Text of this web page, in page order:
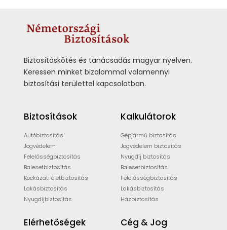
Biztosításkötés és tanácsadás magyar nyelven.
Keressen minket bizalommal valamennyi
biztosítási területtel kapcsolatban.
Biztosítások
Autóbiztosítás
Jogvédelem
Felelősségbiztosítás
Balesetbiztosítás
Kockázati életbiztosítás
Lakásbiztosítás
Nyugdíjbiztosítás
Kalkulátorok
Gépjármű biztosítás
Jogvédelem biztosítás
Nyugdíj biztosítás
Balesetbiztosítás
Felelősségbiztosítás
Lakásbiztosítás
Házbiztosítás
Elérhetőségek Cég & Jog